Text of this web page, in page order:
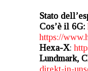
Stato
Cos’è il 6G:
https://
Hexa-X:
Lundmark,
direkt-in-